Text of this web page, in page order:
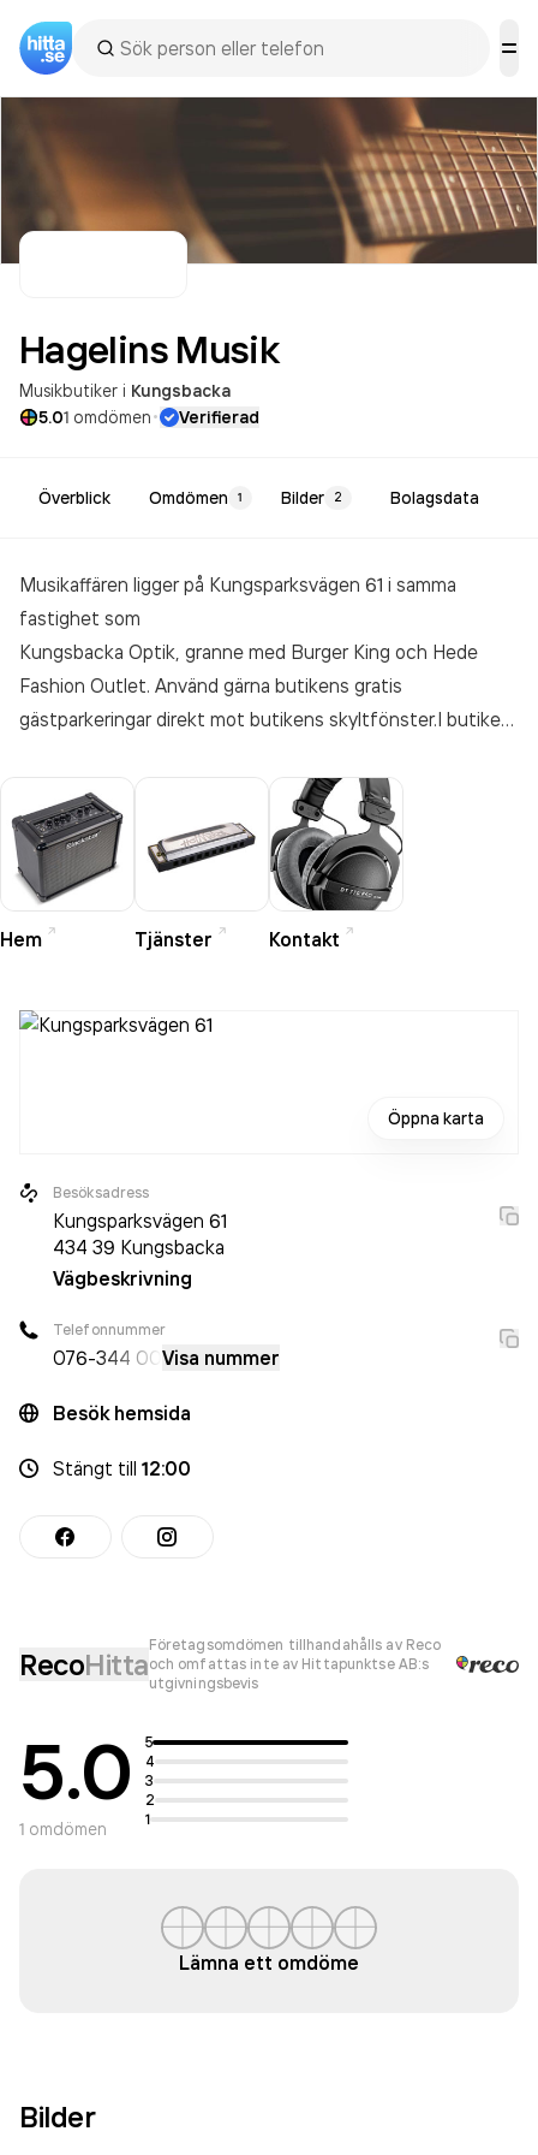
Hagelins Musik
Musikbutiker i Kungsbacka
5.01 omdömen· Verifierad
Överblick Omdömen 1 Bilder 2 Bolagsdata
Musikaffären ligger på Kungsparksvägen 61 i samma
fastighet som
Kungsbacka Optik, granne med Burger King och Hede
Fashion Outlet. Använd gärna butikens gratis
gästparkeringar direkt mot butikens skyltfönster.I butiken
keyboards,digitalpianon, mikrofoner och tillbehör från
världsledande märken.Dessutom har vi notböcker, blås-
och stråktillbehör. Personalen har lång erfarenhet från
musikbranschen.
Hem Tjänster Kontakt
Öppna karta
Besöksadress
Kungsparksvägen 61
434 39 Kungsbacka
Vägbeskrivning
Telefonnummer
076-344 00 Visa nummer
Besök hemsida
Stängt till 12:00
RecoHitta
Företagsomdömen tillhandahålls av Reco
och omfattas inte av Hittapunktse AB:s
utgivningsbevis
5.0
1 omdömen
5
4
3
2
1
Lämna ett omdöme
Bilder